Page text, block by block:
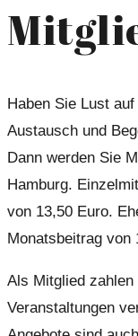
Haben Sie Lust
Austausch und
Dann werden Sie
Hamburg.
von 13,50 Euro.
Monatsbeitrag von
Als Mitglied zahlen
Veranstaltungen